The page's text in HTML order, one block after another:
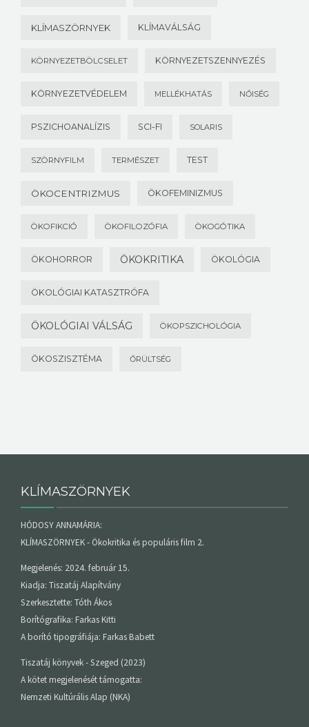
KLÍMASZÖRNYEK KLÍMAVÁLSÁG
KÖRNYEZETBÖLCSELET KÖRNYEZETSZENNYEZÉS
KÖRNYEZETVÉDELEM MELLÉKHATÁS NŐISÉG
PSZICHOANALÍZIS SCI-FI SOLARIS
SZÖRNYFILM TERMÉSZET TEST
ÖKOCENTRIZMUS ÖKOFEMINIZMUS
ÖKOFIKCIÓ ÖKOFILOZÓFIA ÖKOGÓTIKA
ÖKOHORROR ÖKOKRITIKA ÖKOLÓGIA
ÖKOLÓGIAI KATASZTRÓFA
ÖKOLÓGIAI VÁLSÁG ÖKOPSZICHOLÓGIA
ÖKOSZISZTÉMA ŐRÜLTSÉG
KLÍMASZÖRNYEK
HÓDOSY ANNAMÁRIA:
KLÍMASZÖRNYEK - Ökokritika és populáris film 2.
Megjelenés: 2024. február 15.
Kiadja: Tiszatáj Alapítvány
Szerkesztette: Tóth Ákos
Borítógrafika: Farkas Kitti
A borító tipográfiája: Farkas Babett
Tiszatáj könyvek - Szeged (2023)
A kötet megjelenését támogatta:
Nemzeti Kultúrális Alap (NKA)